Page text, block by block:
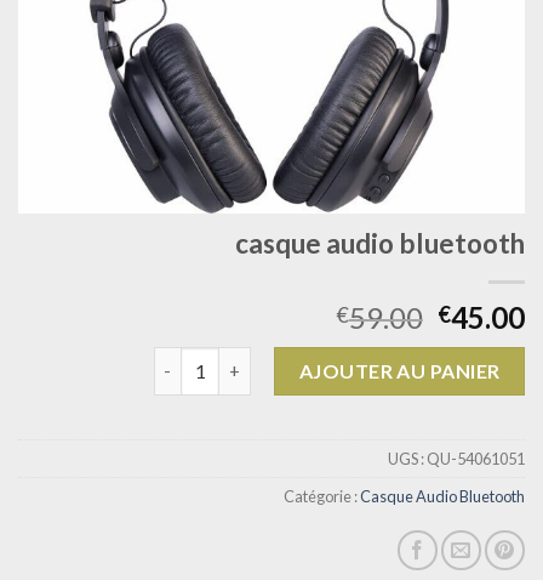
casque audio bluetooth
€59.00 €45.00
AJOUTER AU PANIER
UGS :QU-54061051
Catégorie :Casque Audio Bluetooth